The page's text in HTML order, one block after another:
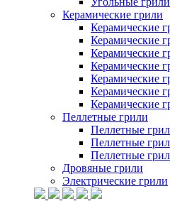
Керамические грили
Керамические
Керамические
Керамические
Керамические
Керамические
Керамические
Керамические
Пеллетные грили
Пеллетные
Пеллетные
Пеллетные
Дровяные грили
Электрические грили